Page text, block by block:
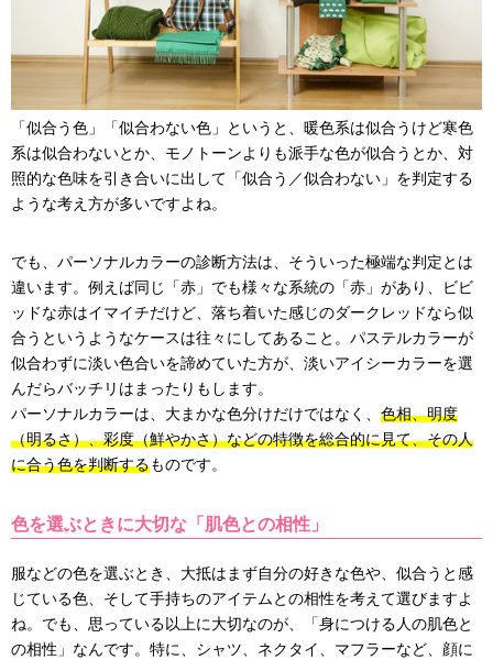
「似合う色」「似合わない色」というと、暖色系は似合うけど寒色
系は似合わないとか、モノトーンよりも派手な色が似合うとか、対
照的な色味を引き合いに出して「似合う／似合わない」を判定する
ような考え方が多いですよね。
でも、パーソナルカラーの診断方法は、そういった極端な判定とは
違います。例えば同じ「赤」でも様々な系統の「赤」があり、ビビ
ッドな赤はイマイチだけど、落ち着いた感じのダークレッドなら似
合うというようなケースは往々にしてあること。パステルカラーが
似合わずに淡い色合いを諦めていた方が、淡いアイシーカラーを選
んだらバッチリはまったりもします。
パーソナルカラーは、大まかな色分けだけではなく、 色相、明度
（明るさ）、彩度（鮮やかさ）などの特徴を総合的に見て、その人
に合う色を判断するものです。
色を選ぶときに大切な「肌色との相性」
服などの色を選ぶとき、大抵はまず自分の好きな色や、似合うと感
じている色、そして手持ちのアイテムとの相性を考えて選びますよ
ね。でも、思っている以上に大切なのが、「身につける人の肌色と
の相性」なんです。特に、シャツ、ネクタイ、マフラーなど、顔に